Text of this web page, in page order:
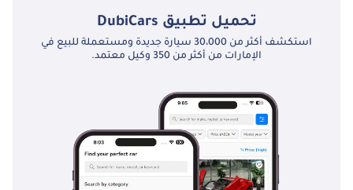
تحميل تطبيق DubiCars
استكشف أكثر من 30،000 سيارة جديدة ومستعملة للبيع في
الإمارات من أكثر من 350 وكيل معتمد.